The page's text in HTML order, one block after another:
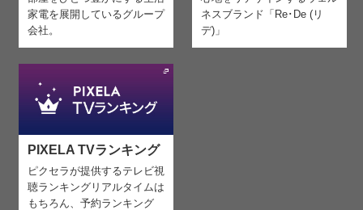
家電を展開しているグループ
会社。
ネスブランド「Re･De (リ
デ)」
PIXELA TVランキング
ピクセラが提供するテレビ視
聴ランキング リアルタイムは
もちろん、予約ランキング